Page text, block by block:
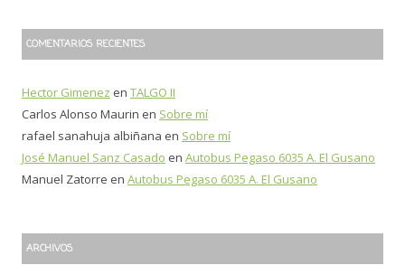
c
:
COMENTARIOS RECIENTES
Hector Gimenez en TALGO II
Carlos Alonso Maurin en Sobre mí
rafael sanahuja albiñana en Sobre mí
José Manuel Sanz Casado en Autobus Pegaso 6035 A. El Gusano
Manuel Zatorre en Autobus Pegaso 6035 A. El Gusano
ARCHIVOS